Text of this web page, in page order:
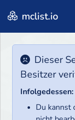
mclist.io
Dieser
Besitzer
Infolgedessen:
Du kannst